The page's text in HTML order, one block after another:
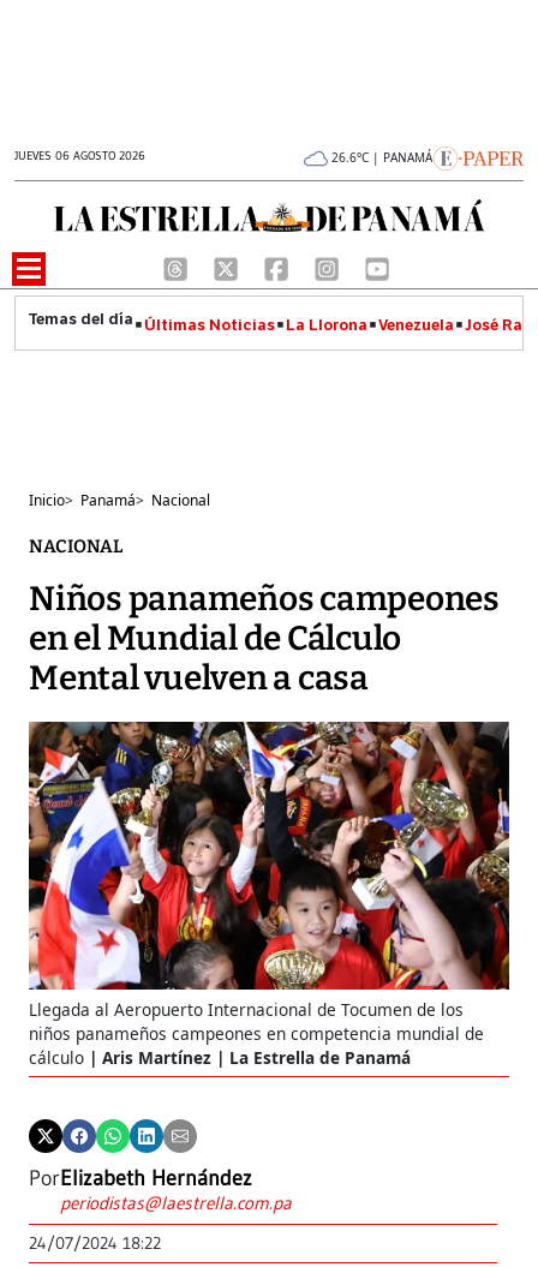
JUEVES 06 AGOSTO 2026 26.6°C | PANAMÁ
Últimas Noticias La Llorona Venezuela José
Inicio> Panamá> Nacional
NACIONAL
Niños panameños campeones
en el Mundial de Cálculo
Mental vuelven a casa
Llegada al Aeropuerto Internacional de Tocumen de los
niños panameños campeones en competencia mundial de
cálculo
Aris Martínez | La Estrella de Panamá
PorElizabeth Hernández
periodistas@laestrella.com.pa
24/07/2024 18:22